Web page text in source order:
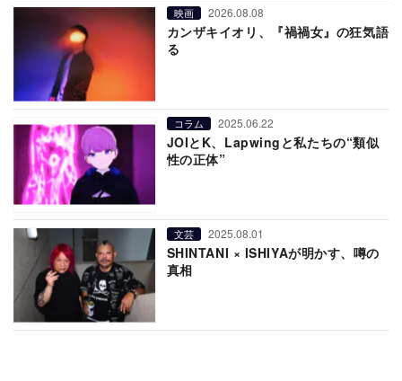
映画 2026.08.08
カンザキイオリ、『禍禍女』の狂気語
る
コラム 2025.06.22
JOIとK、Lapwingと私たちの“類似
性の正体”
文芸 2025.08.01
SHINTANI × ISHIYAが明かす、噂の
真相